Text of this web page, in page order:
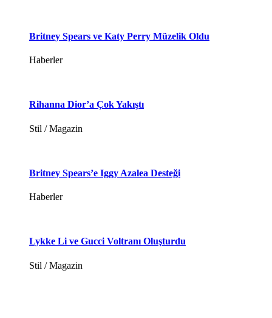
Britney Spears ve Katy Perry Müzelik Oldu
Haberler
Rihanna Dior’a Çok Yakıştı
Stil / Magazin
Britney Spears’e Iggy Azalea Desteği
Haberler
Lykke Li ve Gucci Voltranı Oluşturdu
Stil / Magazin